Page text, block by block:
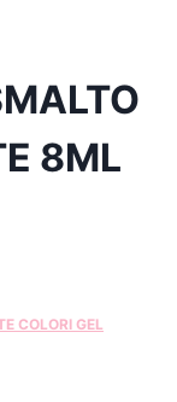
8ML
COLORI GEL